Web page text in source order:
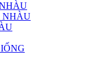
NHÀU